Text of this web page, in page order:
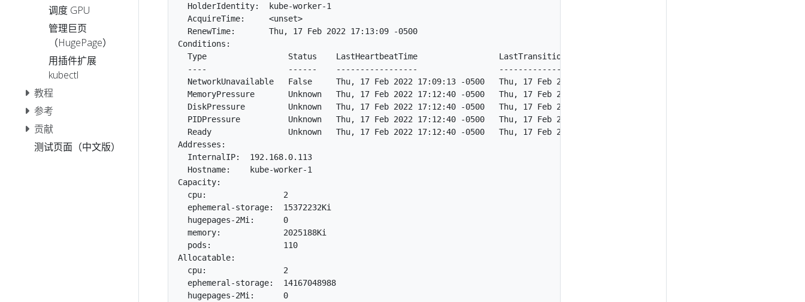
调度 GPU
管理巨页
（HugePage）
用插件扩展
kubectl
教程
参考
贡献
测试页面（中文版）
  HolderIdentity:  kube-worker-1
  AcquireTime:     <unset>
  RenewTime:       Thu, 17 Feb 2022 17:13:09 -0500
Conditions:
  Type                 Status    LastHeartbeatTime                 LastTransitionTime                Reason              Message
  ----                 ------    -----------------                 ------------------                ------              -------
NetworkUnavailable   False     Thu, 17 Feb 2022 17:09:13 -0500   Thu, 17 Feb 2022 17:09:13 -0500   WeaveIsUp           Weave pod
MemoryPressure       Unknown   Thu, 17 Feb 2022 17:12:40 -0500   Thu, 17 Feb 2022 17:13:52 -0500   NodeStatusUnknown   Kubelet
DiskPressure         Unknown   Thu, 17 Feb 2022 17:12:40 -0500   Thu, 17 Feb 2022 17:13:52 -0500   NodeStatusUnknown   Kubelet
PIDPressure          Unknown   Thu, 17 Feb 2022 17:12:40 -0500   Thu, 17 Feb 2022 17:13:52 -0500   NodeStatusUnknown   Kubelet
Ready                Unknown   Thu, 17 Feb 2022 17:12:40 -0500   Thu, 17 Feb 2022 17:13:52 -0500   NodeStatusUnknown   Kubelet
Addresses:
  InternalIP:  192.168.0.113
  Hostname:    kube-worker-1
Capacity:
  cpu:                2
  ephemeral-storage:  15372232Ki
  hugepages-2Mi:      0
  memory:             2025188Ki
  pods:               110
Allocatable:
  cpu:                2
  ephemeral-storage:  14167048988
  hugepages-2Mi:      0